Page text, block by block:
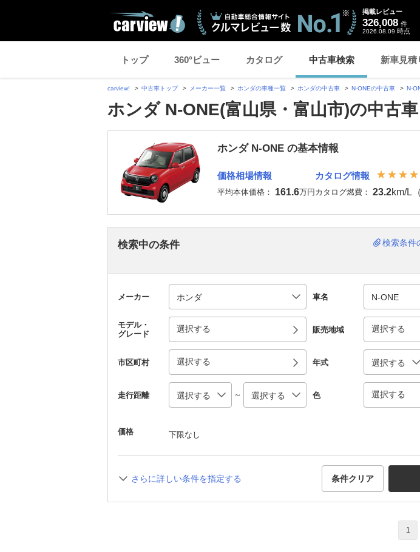
掲載レビュー
326,008 件
2026.08.09 時点
トップ 360°ビュー カタログ 中古車検索 新車見積
carview! 中古車トップ メーカー一覧 ホンダの車種一覧 ホンダの中古車 N-ONEの中古車 N-
ホンダ N-ONE(富山県・富山市)の中古車
ホンダ N-ONE の基本情報
価格相場情報
平均本体価格： 161.6万円
カタログ情報
カタログ燃費： 23.2km/L
検索中の条件
検索条件
メーカー 車名
モデル・
グレード
選択する 販売地域 選択する
市区町村 選択する 年式
走行距離 ～ 色 選択する
価格 下限なし
さらに詳しい条件を指定する 条件クリア
1